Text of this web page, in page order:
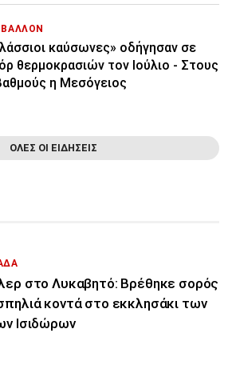
καύσωνες» οδήγησαν σε
θερμοκρασιών τον Ιούλιο - Στους
η Μεσόγειος
ΟΛΕΣ ΟΙ ΕΙΔΗΣΕΙΣ
στο Λυκαβητό: Βρέθηκε σορός
κοντά στο εκκλησάκι των
Ισιδώρων